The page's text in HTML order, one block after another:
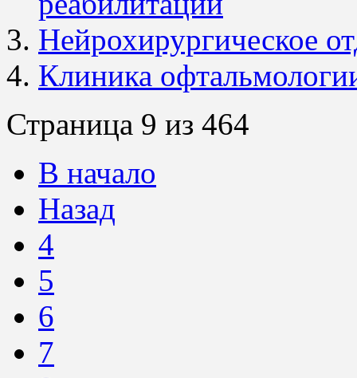
Нейрохирургическое
Клиника
Страница 9 из 464
В начало
Назад
4
5
6
7